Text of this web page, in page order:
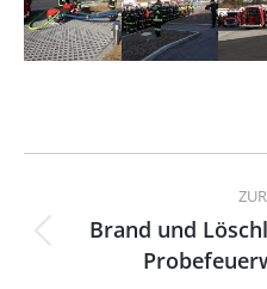
Brand und